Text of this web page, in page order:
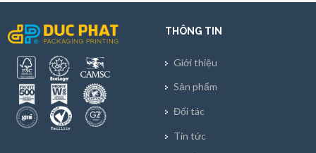
THÔNG TIN
Giới thiệu
Sản phẩm
Đối tác
Tin tức